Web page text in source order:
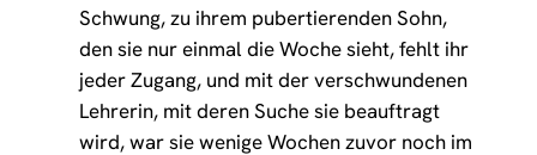
Schwung, zu ihrem pubertierenden Sohn,
den sie nur einmal die Woche sieht, fehlt ihr
jeder Zugang, und mit der verschwundenen
Lehrerin, mit deren Suche sie beauftragt
wird, war sie wenige Wochen zuvor noch im